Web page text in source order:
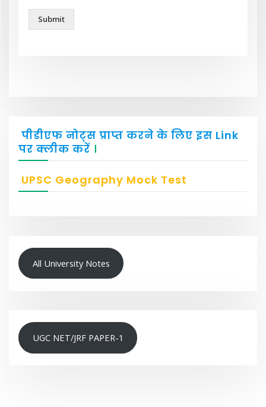
Submit
पीडीएफ नोट्स प्राप्त करने के लिए इस Link
पर क्लीक करें ।
UPSC Geography Mock Test
All University Notes
UGC NET/JRF PAPER-1